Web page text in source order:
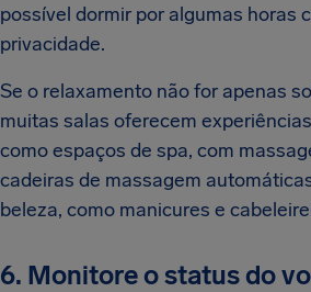
possível dormir por algumas horas
privacidade.
Se o relaxamento não for apenas
muitas salas oferecem
como espaços de spa, com
cadeiras de massagem
beleza, como manicures e
6. Monitore o status do